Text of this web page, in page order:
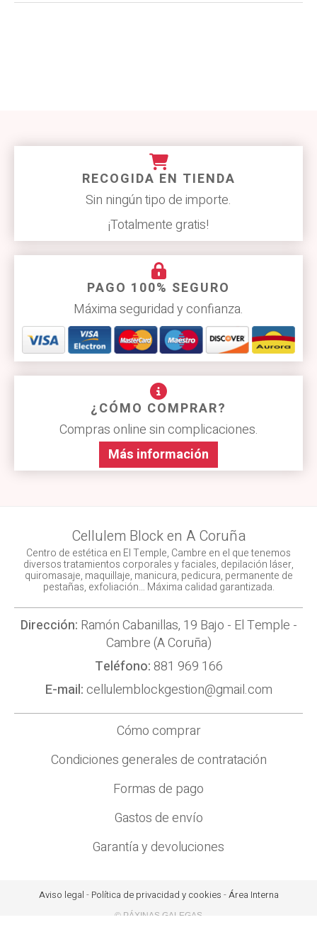
RECOGIDA EN TIENDA
Sin ningún tipo de importe.
¡Totalmente gratis!
PAGO 100% SEGURO
Máxima seguridad y confianza.
¿CÓMO COMPRAR?
Compras online sin complicaciones.
Más información
Cellulem Block en A Coruña
Centro de estética en El Temple, Cambre en el que tenemos
diversos tratamientos corporales y faciales, depilación láser,
quiromasaje, maquillaje, manicura, pedicura, permanente de
pestañas, exfoliación… Máxima calidad garantizada.
Dirección: Ramón Cabanillas, 19 Bajo - El Temple -
Cambre (A Coruña)
Teléfono:881 969 166
E-mail:cellulemblockgestion@gmail.com
Cómo comprar
Condiciones generales de contratación
Formas de pago
Gastos de envío
Garantía y devoluciones
Aviso legal - Política de privacidad y cookies -Área Interna
© PÁXINAS GALEGAS